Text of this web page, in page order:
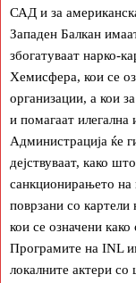
САД и за
Западен Балкан
збогатуваат нарко-
Хемисфера, кои се
организации, а кои
и помагаат
Администрација ќе
дејствуваат, како
санкционирањето на
поврзани со картели
кои се означени
Програмите на INL
локалните актери со